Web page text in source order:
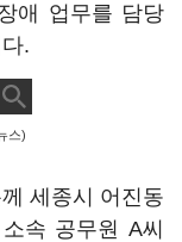
애 업무를 담당
.
스)
세종시 어진동
속 공무원 A씨